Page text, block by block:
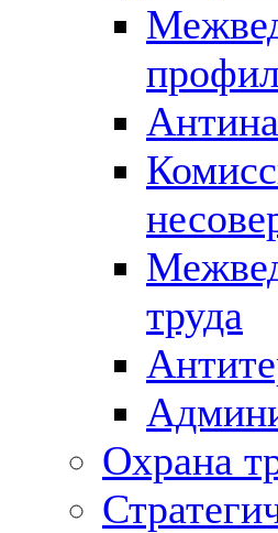
труда
Охрана